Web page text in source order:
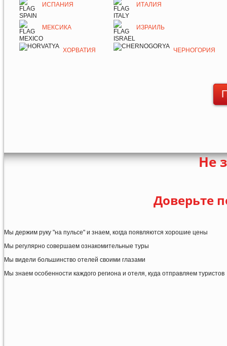
ИСПАНИЯ ИТАЛИЯ
МЕКСИКА ИЗРАИЛЬ
ХОРВАТИЯ ЧЕРНОГОРИЯ
Не
Доверьте
Мы держим руку "на пульсе" и знаем, когда появляются хорошие цены
Мы регулярно совершаем ознакомительные туры
Мы видели большинство отелей своими глазами
Мы знаем особенности каждого региона и отеля, куда отправляем туристов